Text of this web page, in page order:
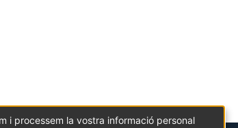
i processem la vostra informació personal